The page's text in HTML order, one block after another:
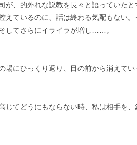
が、的外れな説教を長々と語っていたと
えているのに、話は終わる気配もない
してさらにイライラが増し……。
場にひっくり返り、目の前から消えてい
じてどうにもならない時、私は相手を、